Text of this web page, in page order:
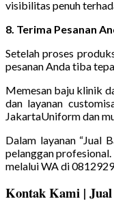
visibilitas penuh
8. Terima Pesanan
Setelah proses
pesanan Anda tiba
Memesan baju klinik
dan layanan
JakartaUniform dan
Dalam layanan “Jual
pelanggan
melalui WA di
Kontak Kami |